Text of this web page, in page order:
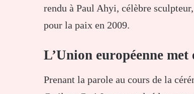
rendu à Paul Ahyi, célèbre
pour la paix en 2009.
L’Union européenne met
Prenant la parole au cours de la